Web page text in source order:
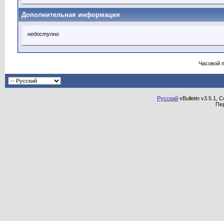
Дополнительная информация
недоступно
Часовой
Русский vBulletin v3.5.1,